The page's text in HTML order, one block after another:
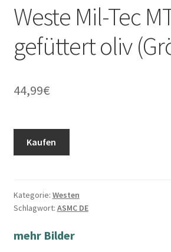
Weste Mil-Tec
gefüttert oliv
44,99€
Kaufen
Kategorie: Westen
Schlagwort: ASMC DE
mehr Bilder